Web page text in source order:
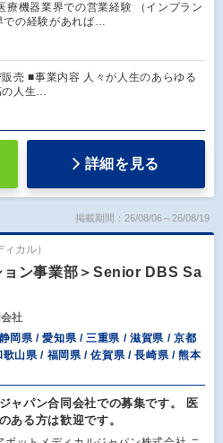
療機器業界での営業経験 （インプラン
での経験があれば…
売 ■事業内容 人々が人生のあらゆる
の人生…
詳細を見る
掲載期間：26/08/06～26/08/19
カル）
ョン事業部＞Senior DBS Sa
社
岡県 / 愛知県 / 三重県 / 滋賀県 / 京都
山県 / 福岡県 / 佐賀県 / 長崎県 / 熊本
ャパン合同会社での募集です。 医
ある方は歓迎です。